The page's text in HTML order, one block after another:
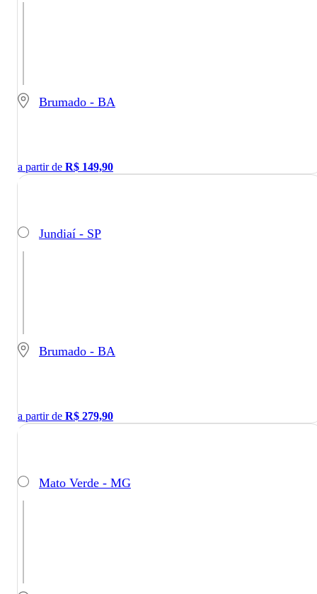
Brumado - BA
a partir de R$ 149,90
Jundiaí - SP
Brumado - BA
a partir de R$ 279,90
Mato Verde - MG